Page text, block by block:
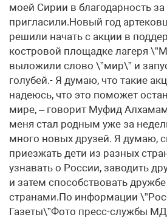
моей Сирии в благодарность
пригласили.Новый год
решили начать с акции в
костровой площадке лагеря
выложили слово \”мир\” и
голубей.- Я думаю, что такие
надеюсь, что это поможет
мире, – говорит Муфид
меня стал родным уже за
много новых друзей. Я думаю,
приезжать дети из разных
узнавать о России, заводить
и затем способствовать
странами.По информации
Газеты\”Фото пресс-службы